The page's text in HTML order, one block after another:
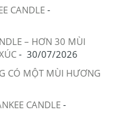
CANDLE -
– HƠN 30 MÙI
- 30/07/2026
CÓ MỘT MÙI HƯƠNG
CANDLE -